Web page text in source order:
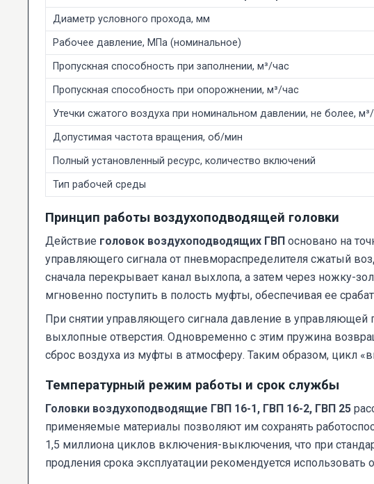
Диаметр условного прохода, мм
Рабочее давление, МПа (номинальное)
Пропускная способность при заполнении, м³/час
Пропускная способность при опорожнении, м³/час
Утечки сжатого воздуха при номинальном давлении, не более,
Допустимая частота вращения, об/мин
Полный установленный ресурс, количество включений
Тип рабочей среды
Принцип работы воздухоподводящей головки
Действие головок воздухоподводящих ГВП основано на
управляющего сигнала от пневмораспределителя сжатый
сначала перекрывает канал выхлопа, а затем через ножку-
мгновенно поступить в полость муфты, обеспечивая ее
При снятии управляющего сигнала давление в
выхлопные отверстия. Одновременно с этим пружина
сброс воздуха из муфты в атмосферу. Таким образом, цикл
Температурный режим работы и срок службы
Головки воздухоподводящие ГВП 16-1, ГВП 16-2, ГВП 25
применяемые материалы позволяют им сохранять
1,5 миллиона циклов включения-выключения, что при
продления срока эксплуатации рекомендуется